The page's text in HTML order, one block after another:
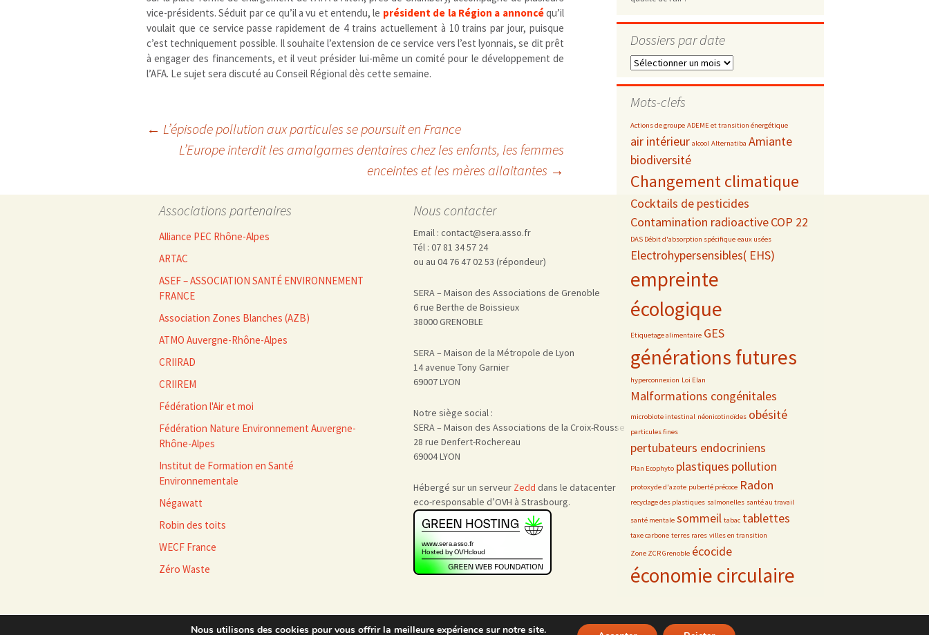
Petite enfance
Pharmacovigilance, produits et
dispositifs de santé, vaccins
Population à risque
adolescents
femmes enceintes / enfants
Publications recommandées
Santé publique
Technologies
écrans / jeux vidéos
environnement industriel
Tourisme
vice-présidents. Séduit par ce qu’il a vu et entendu, le président de la Région a annoncéqu’il
voulait que ce service passe rapidement de 4 trains actuellement à 10 trains par jour, puisque
c’est techniquement possible. Il souhaite l’extension de ce service vers l’est lyonnais, se dit prêt
à engager des financements, et il veut présider lui-même un comité pour le développement de
l’AFA. Le sujet sera discuté au Conseil Régional dès cette semaine.
Navigation
← L’épisode pollution aux particules se poursuit en France
L’Europe interdit les amalgames dentaires chez les enfants, les femmes
enceintes et les mères allaitantes →
Dossiers par date
Dossiers
date
Mots-clefs
Actions de groupe ADEME et transition énergétique
air intérieur alcool Alternatiba Amiante
biodiversité
Changement climatique
Cocktails de pesticides
Contamination radioactiveCOP 22
DAS Débit d'absorption spécifique eaux usées
Electrohypersensibles( EHS)
empreinte
écologique
Etiquetage alimentaire GES
générations futures
hyperconnexion Loi Elan
Malformations congénitales
microbiote intestinal néonicotinoïdes obésité
particules fines
pertubateurs endocriniens
Plan Ecophyto plastiques pollution
protoxyde d'azote puberté précoce Radon
recyclage des plastiques salmonelles santé au travail
santé mentale sommeil tabac tablettes
taxe carbone terres rares villes en transition
Zone ZCR Grenoble écocide
économie circulaire
Associations partenaires
Alliance PEC Rhône-Alpes
ARTAC
ASEF – ASSOCIATION SANTÉ ENVIRONNEMENT
FRANCE
Association Zones Blanches (AZB)
ATMO Auvergne-Rhône-Alpes
CRIIRAD
CRIIREM
Fédération l'Air et moi
Fédération Nature Environnement Auvergne-
Rhône-Alpes
Institut de Formation en Santé
Environnementale
Négawatt
Robin des toits
WECF France
Zéro Waste
Nous contacter
Email : contact@sera.asso.fr
Tél : 07 81 34 57 24
ou au 04 76 47 02 53 (répondeur)
SERA – Maison des Associations de Grenoble
6 rue Berthe de Boissieux
38000 GRENOBLE
SERA – Maison de la Métropole de Lyon
14 avenue Tony Garnier
69007 LYON
Notre siège social :
SERA – Maison des Associations de la Croix-Rousse
28 rue Denfert-Rochereau
69004 LYON
Hébergé sur un serveur Zedd dans le datacenter
eco-responsable d’OVH à Strasbourg.
Nous utilisons des cookies pour vous offrir la meilleure expérience sur notre site.